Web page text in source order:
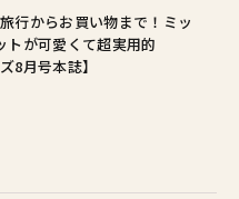
行からお買い物まで！ミッ
トが可愛くて超実用的
8月号本誌】